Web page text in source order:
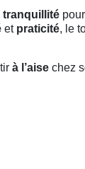
tranquillité
et praticité, le
à l’aise chez